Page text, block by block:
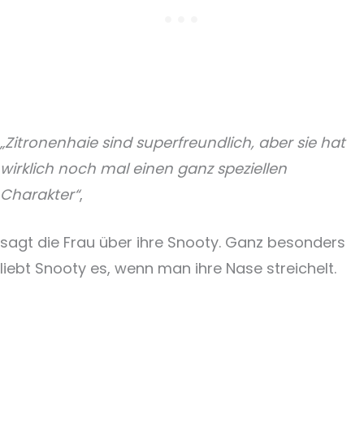
„Zitronenhaie sind superfreundlich, aber sie hat
wirklich noch mal einen ganz speziellen
Charakter“,
sagt die Frau über ihre Snooty. Ganz besonders
liebt Snooty es, wenn man ihre Nase streichelt.